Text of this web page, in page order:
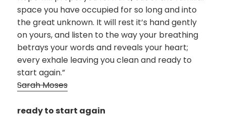
space you have occupied for so long and into
the great unknown. It will rest it’s hand gently
on yours, and listen to the way your breathing
betrays your words and reveals your heart;
every exhale leaving you clean and ready to
start again.”
Sarah Moses
ready to start again